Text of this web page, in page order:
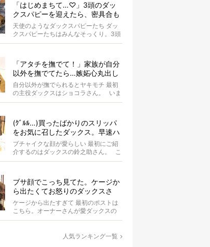
「はじめまちて…♡」3頭のダッ
クスパピーを迎えたら、密具合も
ヨチヨチ歩きも悶絶レベルだっ
た。【天使動画】
天使のようなダックスパピーたち ダッ
クスパピーたちはみんなそっくり。3頭
で1か所に固まっています。 &nbsp...
「アタチを撫でて！」家族が自分
以外を撫でてたら…嫉妬心丸出し
になったダックス【動画】
自分以外が撫でられるとヤキモチ 最初
の主役ダックスはショコラさん。 いま
はオーナーさんが同居ゴル...
(ｸﾞﾙﾙ…)買ったばかりのスリッパ
をお気に召したダックス。早速ハ
ウスに持ち込まれママ涙…【動画
あり】
ブチャイクな顔が愛らしい 最初にご紹
介するのはダックスの鈴之助さん。 こ
の日はオーナーさんのマス...
ブサ顔でこっち見てた。ケージか
ら出たくてお怒りのダックスさ
ん、その顔はひどいわ。【写真3
選】
ケージから出たすぎて 最初のポストは
こちら。オーナーさんが愛ダックスの
様子をふと見たらこんなことに…。
人気ランキング一覧